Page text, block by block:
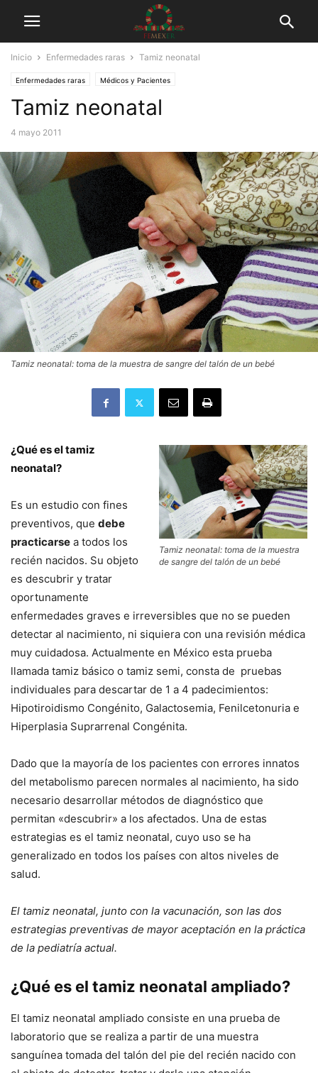
Inicio Enfermedades raras Tamiz neonatal
Enfermedades raras Médicos y Pacientes
Tamiz neonatal
4 mayo 2011
Tamiz neonatal: toma de la muestra de sangre del talón de un bebé
Tamiz neonatal: toma de la muestra
de sangre del talón de un bebé
¿Qué es el tamiz
neonatal?
Es un estudio con fines
preventivos, que debe
practicarse a todos los
recién nacidos. Su objeto
es descubrir y tratar
oportunamente
enfermedades graves e irreversibles que no se pueden
detectar al nacimiento, ni siquiera con una revisión médica
muy cuidadosa. Actualmente en México esta prueba
llamada tamiz básico o tamiz semi, consta de pruebas
individuales para descartar de 1 a 4 padecimientos:
Hipotiroidismo Congénito, Galactosemia, Fenilcetonuria e
Hiperplasia Suprarrenal Congénita.
Dado que la mayoría de los pacientes con errores innatos
del metabolismo parecen normales al nacimiento, ha sido
necesario desarrollar métodos de diagnóstico que
permitan «descubrir» a los afectados. Una de estas
estrategias es el tamiz neonatal, cuyo uso se ha
generalizado en todos los países con altos niveles de
salud.
El tamiz neonatal, junto con la vacunación, son las dos
estrategias preventivas de mayor aceptación en la práctica
de la pediatría actual.
¿Qué es el tamiz neonatal ampliado?
El tamiz neonatal ampliado consiste en una prueba de
laboratorio que se realiza a partir de una muestra
sanguínea tomada del talón del pie del recién nacido con